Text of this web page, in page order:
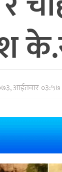
आईतवार ०३:५७